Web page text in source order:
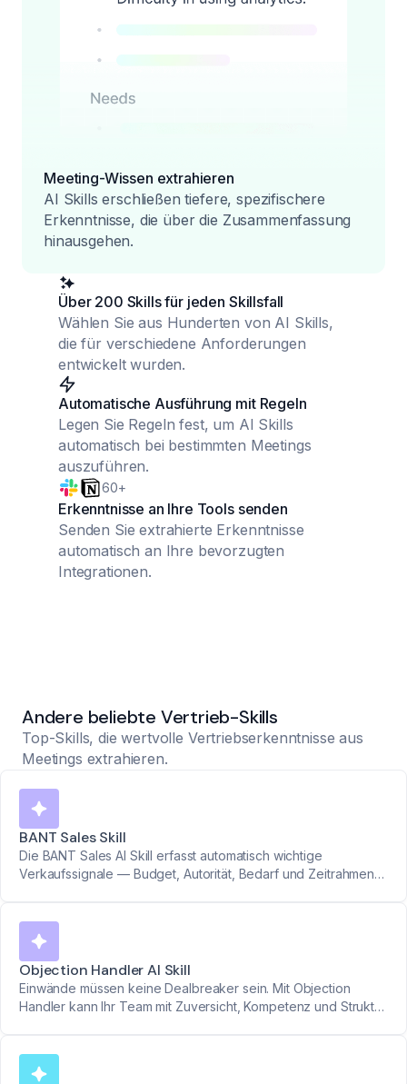
Meeting-Wissen extrahieren
AI Skills erschließen tiefere, spezifischere
Erkenntnisse, die über die Zusammenfassung
hinausgehen.
Über 200 Skills für jeden Skillsfall
Wählen Sie aus Hunderten von AI Skills,
die für verschiedene Anforderungen
entwickelt wurden.
Automatische Ausführung mit Regeln
Legen Sie Regeln fest, um AI Skills
automatisch bei bestimmten Meetings
auszuführen.
60+
Erkenntnisse an Ihre Tools senden
Senden Sie extrahierte Erkenntnisse
automatisch an Ihre bevorzugten
Integrationen.
Andere beliebte Vertrieb-Skills
Top-Skills, die wertvolle Vertriebserkenntnisse aus
Meetings extrahieren.
BANT Sales Skill
Die BANT Sales AI Skill erfasst automatisch wichtige
Verkaufssignale — Budget, Autorität, Bedarf und Zeitrahmen
Objection Handler AI Skill
Einwände müssen keine Dealbreaker sein. Mit Objection
Handler kann Ihr Team mit Zuversicht, Kompetenz und Struktur